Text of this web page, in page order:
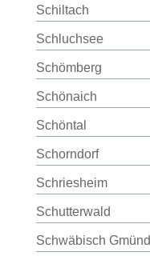
Schiltach
Schluchsee
Schömberg
Schönaich
Schöntal
Schorndorf
Schriesheim
Schutterwald
Schwäbisch Gmünd